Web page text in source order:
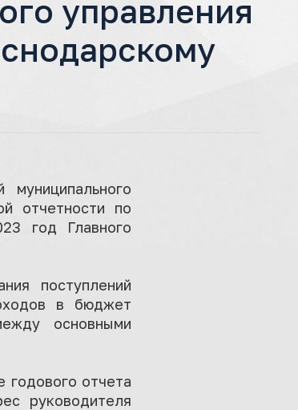
управления
отчетности по
год Главного
поступлений
в бюджет
основными
годового отчета
руководителя